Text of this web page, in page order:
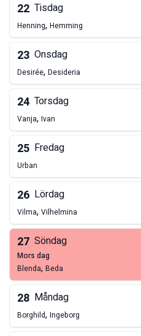
22 Tisdag
Henning, Hemming
23 Onsdag
Desirée, Desideria
24 Torsdag
Vanja, Ivan
25 Fredag
Urban
26 Lördag
Vilma, Vilhelmina
27 Söndag
mors dag
Blenda, Beda
28 Måndag
Borghild, Ingeborg